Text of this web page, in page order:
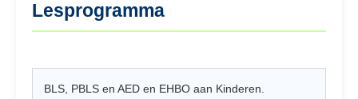
Lesprogramma
BLS, PBLS en AED en EHBO aan Kinderen.